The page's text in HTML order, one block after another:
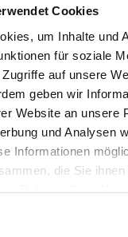
Cookies
um Inhalte und
für soziale
auf unsere
geben wir
Website an unsere
und Analysen
Informationen
die Sie